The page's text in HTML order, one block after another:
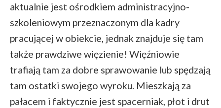
aktualnie jest ośrodkiem administracyjno-
szkoleniowym przeznaczonym dla kadry
pracującej w obiekcie, jednak znajduje się tam
także prawdziwe więzienie! Więźniowie
trafiają tam za dobre sprawowanie lub spędzają
tam ostatki swojego wyroku. Mieszkają za
pałacem i faktycznie jest spacerniak, płot i drut